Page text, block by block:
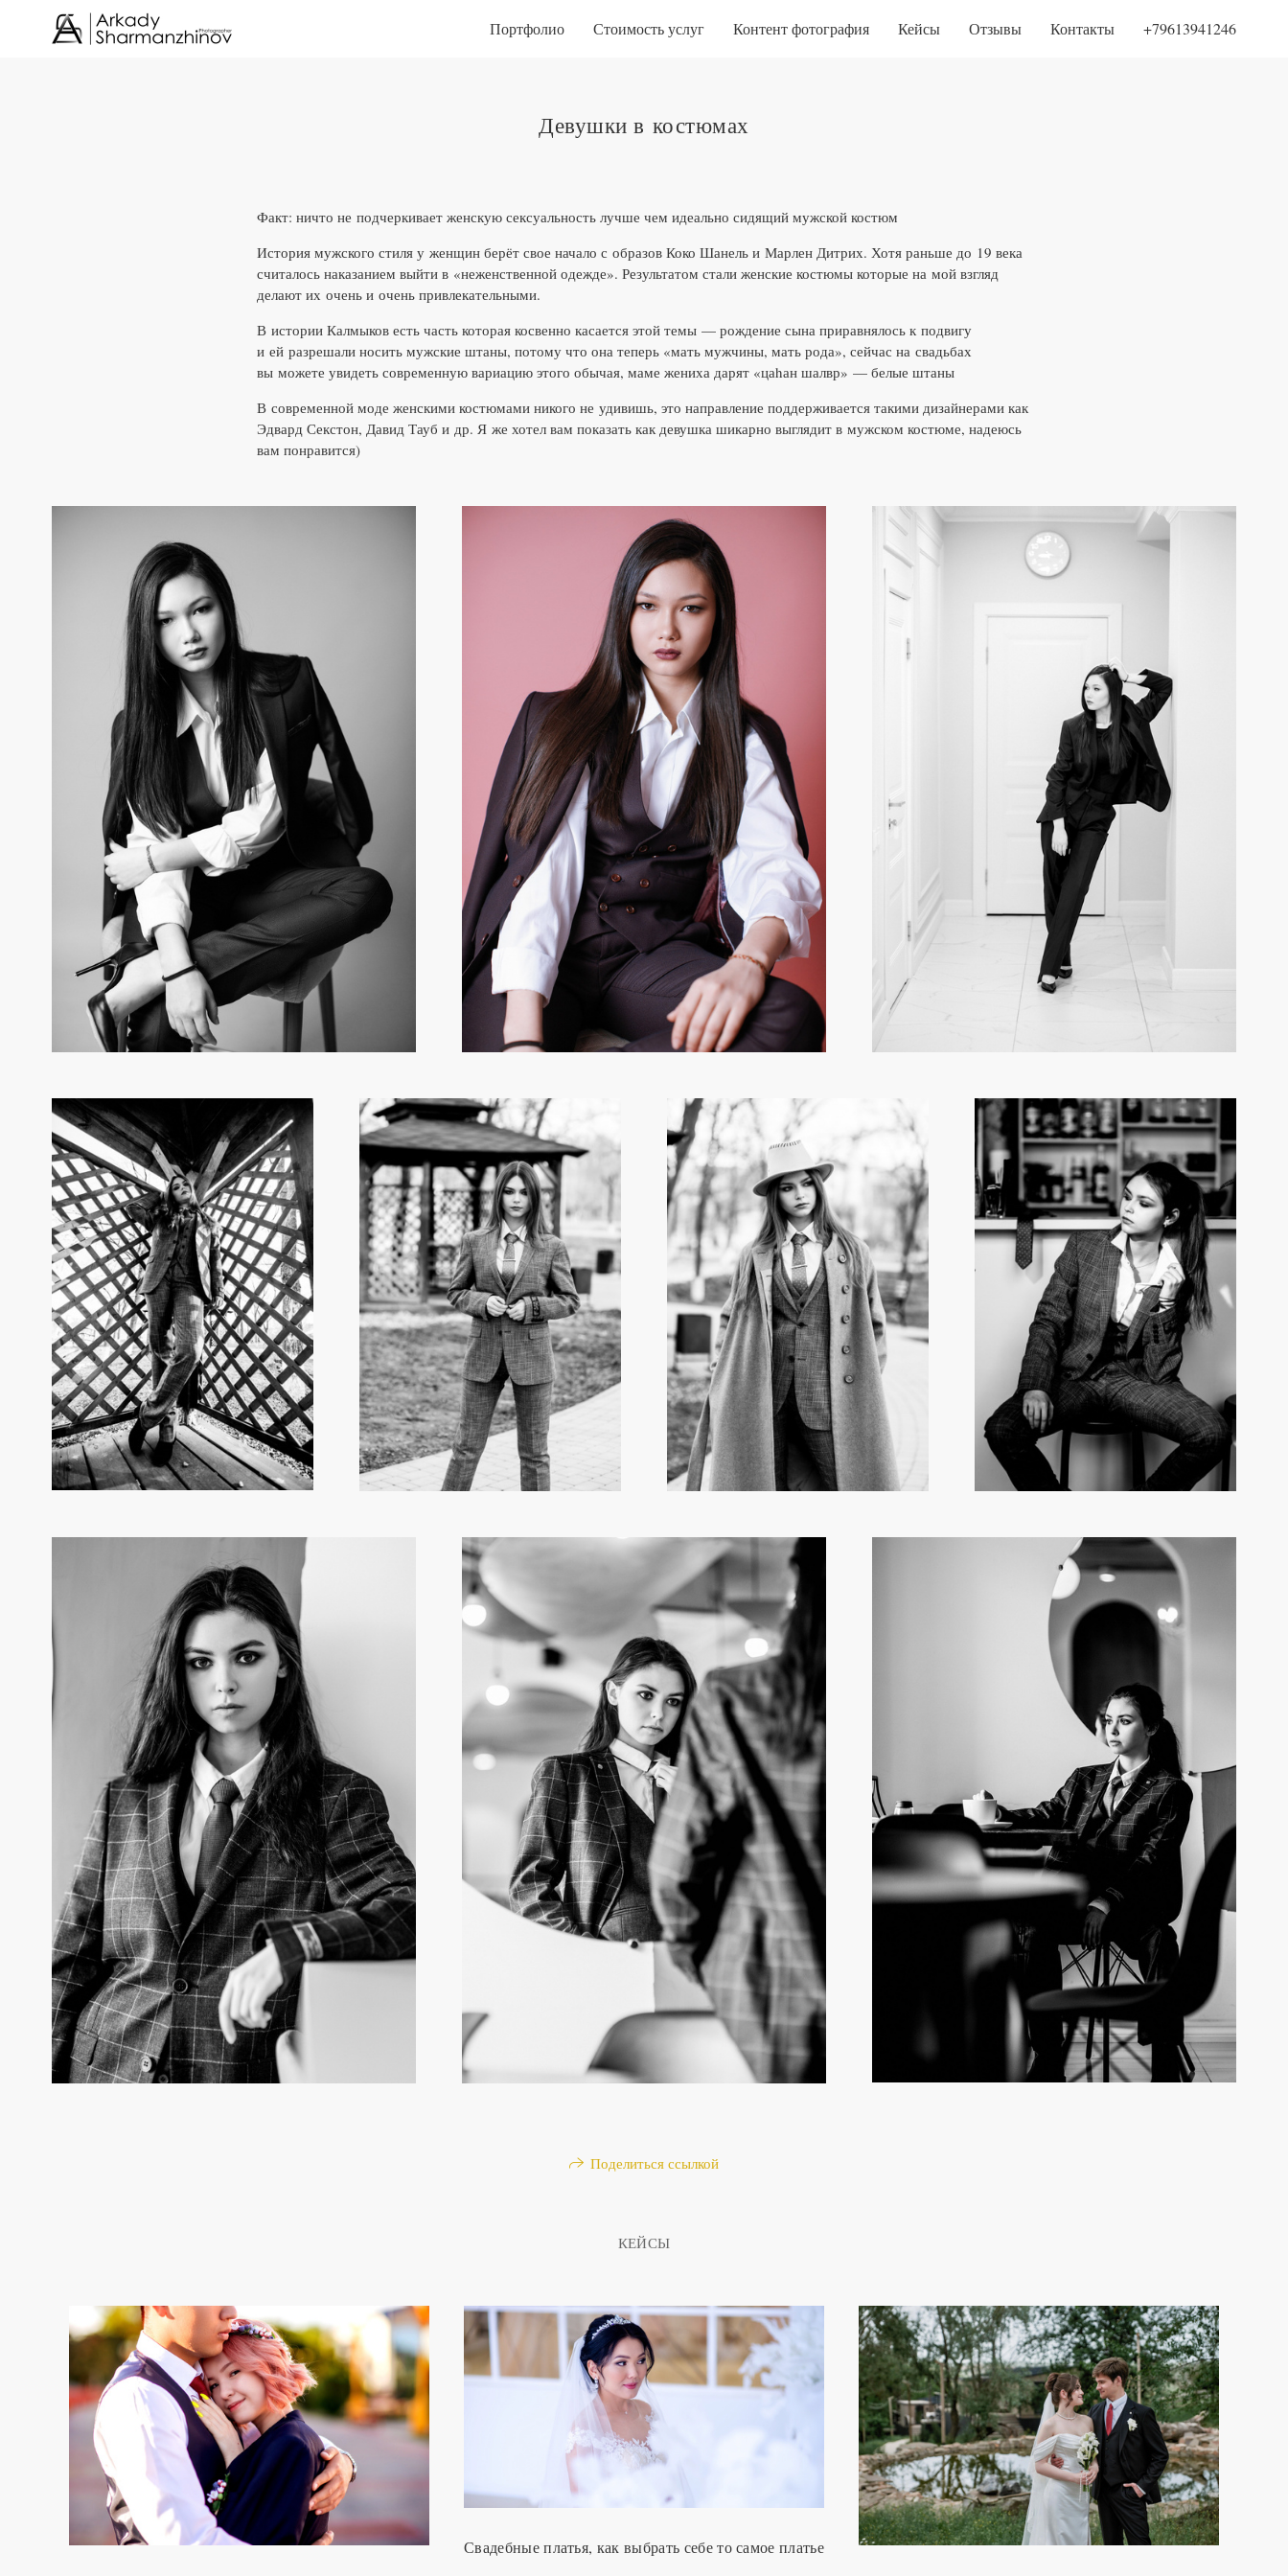
Портфолио Стоимость услуг Контент фотография Кейсы Отзывы Контакты +79613941246
Девушки в костюмах
Факт: ничто не подчеркивает женскую сексуальность лучше чем идеально сидящий мужской костюм
История мужского стиля у женщин берёт свое начало с образов Коко Шанель и Марлен Дитрих. Хотя раньше до 19 века
считалось наказанием выйти в «неженственной одежде». Результатом стали женские костюмы которые на мой взгляд
делают их очень и очень привлекательными.
В истории Калмыков есть часть которая косвенно касается этой темы — рождение сына приравнялось к подвигу
и ей разрешали носить мужские штаны, потому что она теперь «мать мужчины, мать рода», сейчас на свадьбах
вы можете увидеть современную вариацию этого обычая, маме жениха дарят «цаhан шалвр» — белые штаны
В современной моде женскими костюмами никого не удивишь, это направление поддерживается такими дизайнерами как
Эдвард Секстон, Давид Тауб и др. Я же хотел вам показать как девушка шикарно выглядит в мужском костюме, надеюсь
вам понравится)
Поделиться ссылкой
КЕЙСЫ
Свадебные платья, как выбрать себе то самое платье